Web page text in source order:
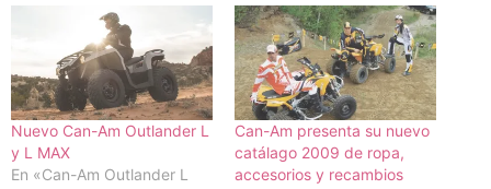
Nuevo Can-Am Outlander L
y L MAX
En «Can-Am Outlander L
Can-Am presenta su nuevo
catálago 2009 de ropa,
accesorios y recambios